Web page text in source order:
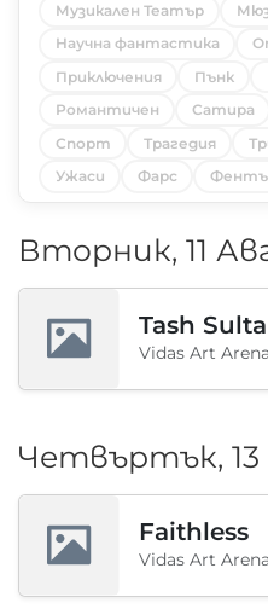
Музикален Театър
Научна фантастика
Приключения
Пънк
Романтичен
Сатира
Спорт
Трагедия
Ужаси
Фарс
Вторник, 11
Tash
Четвъртък, 13
Faithless